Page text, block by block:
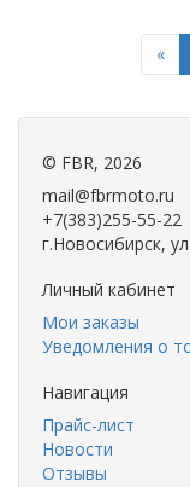
«
© FBR, 2026
mail@fbrmoto.ru
+7(383)255-55-22
г.Новосибирск,
Личный кабинет
Мои заказы
Уведомления о
Навигация
Прайс-лист
Новости
Отзывы